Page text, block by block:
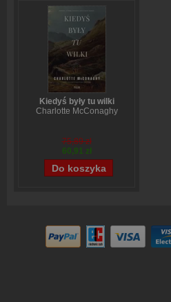
Kiedyś były tu wilki
Charlotte McConaghy
75,89 zł
60,91 zł